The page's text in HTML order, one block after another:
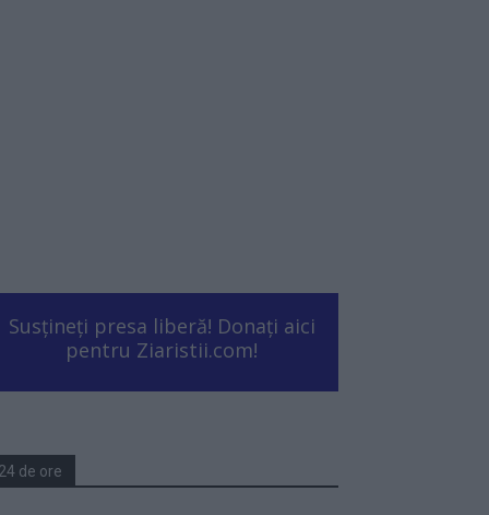
Susțineți presa liberă! Donați aici
pentru Ziaristii.com!
24 de ore